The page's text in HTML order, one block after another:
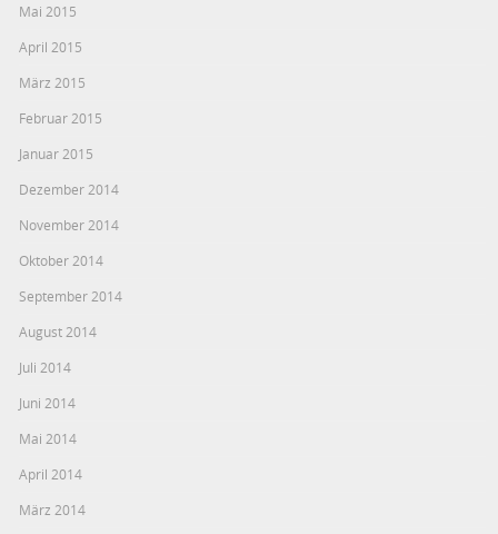
Mai 2015
April 2015
März 2015
Februar 2015
Januar 2015
Dezember 2014
November 2014
Oktober 2014
September 2014
August 2014
Juli 2014
Juni 2014
Mai 2014
April 2014
März 2014